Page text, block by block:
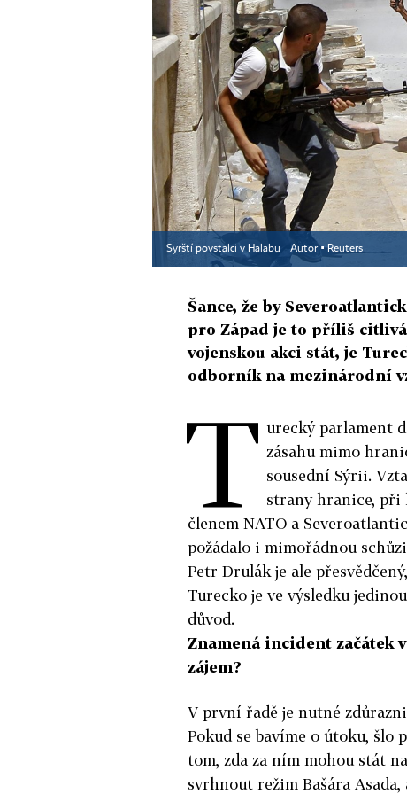
Syrští povstalci v Halabu Autor ▪Reuters
Šance, že by
pro Západ je to příliš
vojenskou akci stát, je
odborník na mezinárodní
T urecký parlament
zásahu mimo
sousední Sýrii.
strany hranice, při
členem NATO a
požádalo i mimořádnou
Petr Drulák je ale
Turecko je ve výsledku
důvod.
Znamená incident začátek
zájem?
V první řadě je nutné
Pokud se bavíme o útoku, šlo
tom, zda za ním mohou stát
svrhnout režim Bašára